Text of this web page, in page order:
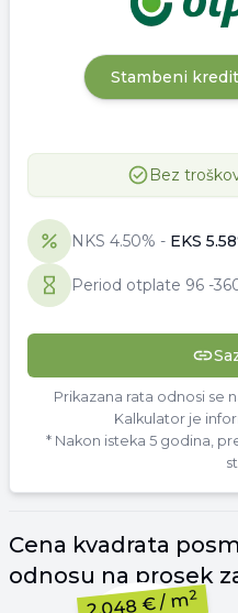
Stambeni
Bez
NKS 4.50% - EKS 5.58
Period otplate 96 -
Prikazana rata odnosi se
Kalkulator je
* Nakon isteka 5 godina,
Cena kvadrata
odnosu na prosek
2.048 €/ m2